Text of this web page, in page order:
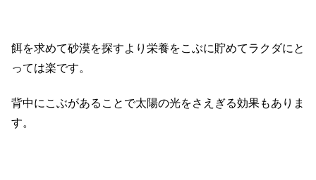
餌を求めて砂漠を探すより栄養をこぶに貯めてラクダにと
っては楽です。
背中にこぶがあることで太陽の光をさえぎる効果もありま
す。